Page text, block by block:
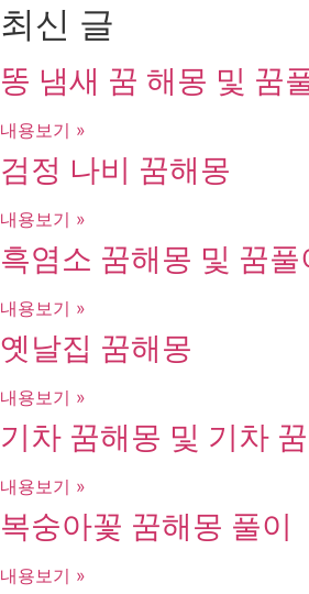
최신 글
똥 냄새 꿈 해몽 및 꿈
내용보기 »
검정 나비 꿈해몽
내용보기 »
흑염소 꿈해몽 및 꿈풀
내용보기 »
옛날집 꿈해몽
내용보기 »
기차 꿈해몽 및 기차
내용보기 »
복숭아꽃 꿈해몽 풀이
내용보기 »